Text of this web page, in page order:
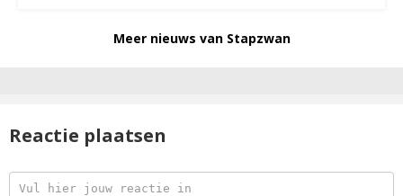
Meer nieuws van Stapzwan
Reactie plaatsen